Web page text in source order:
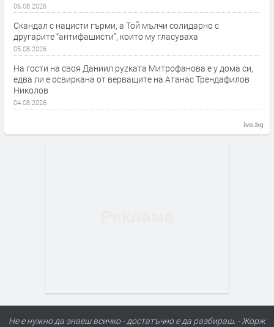
06.08.2026
Скандал с нацисти гърми, а Той мълчи солидарно с
другарите “антифашисти”, които му гласуваха
05.08.2026
На гости на своя Даниил руzката Митрофанова е у дома си,
едва ли е освиркана от верващите на Атанас Трендафилов
Николов
04.08.2026
ivo.bg
Не е нужно да знаеш всичко - достатъчно е да разбираш. - Жорж